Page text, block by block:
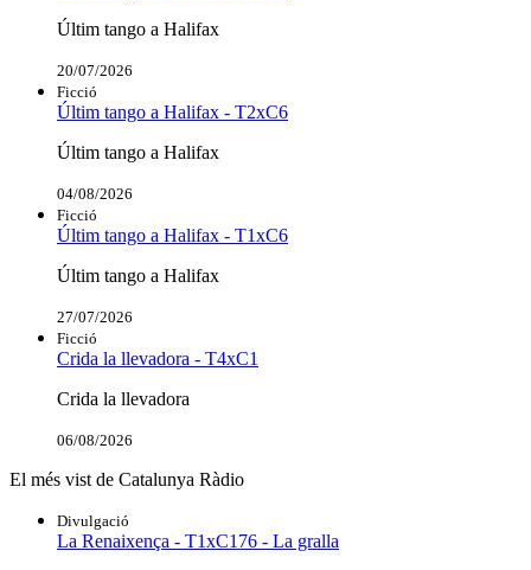
Últim tango a Halifax
20/07/2026
Ficció
Últim tango a Halifax - T2xC6
Últim tango a Halifax
04/08/2026
Ficció
Últim tango a Halifax - T1xC6
Últim tango a Halifax
27/07/2026
Ficció
Crida la llevadora - T4xC1
Crida la llevadora
06/08/2026
El més vist de Catalunya Ràdio
Divulgació
La Renaixença - T1xC176 - La gralla